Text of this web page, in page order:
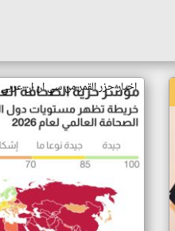
اخبار جزر القمر من سي ان ان عربي